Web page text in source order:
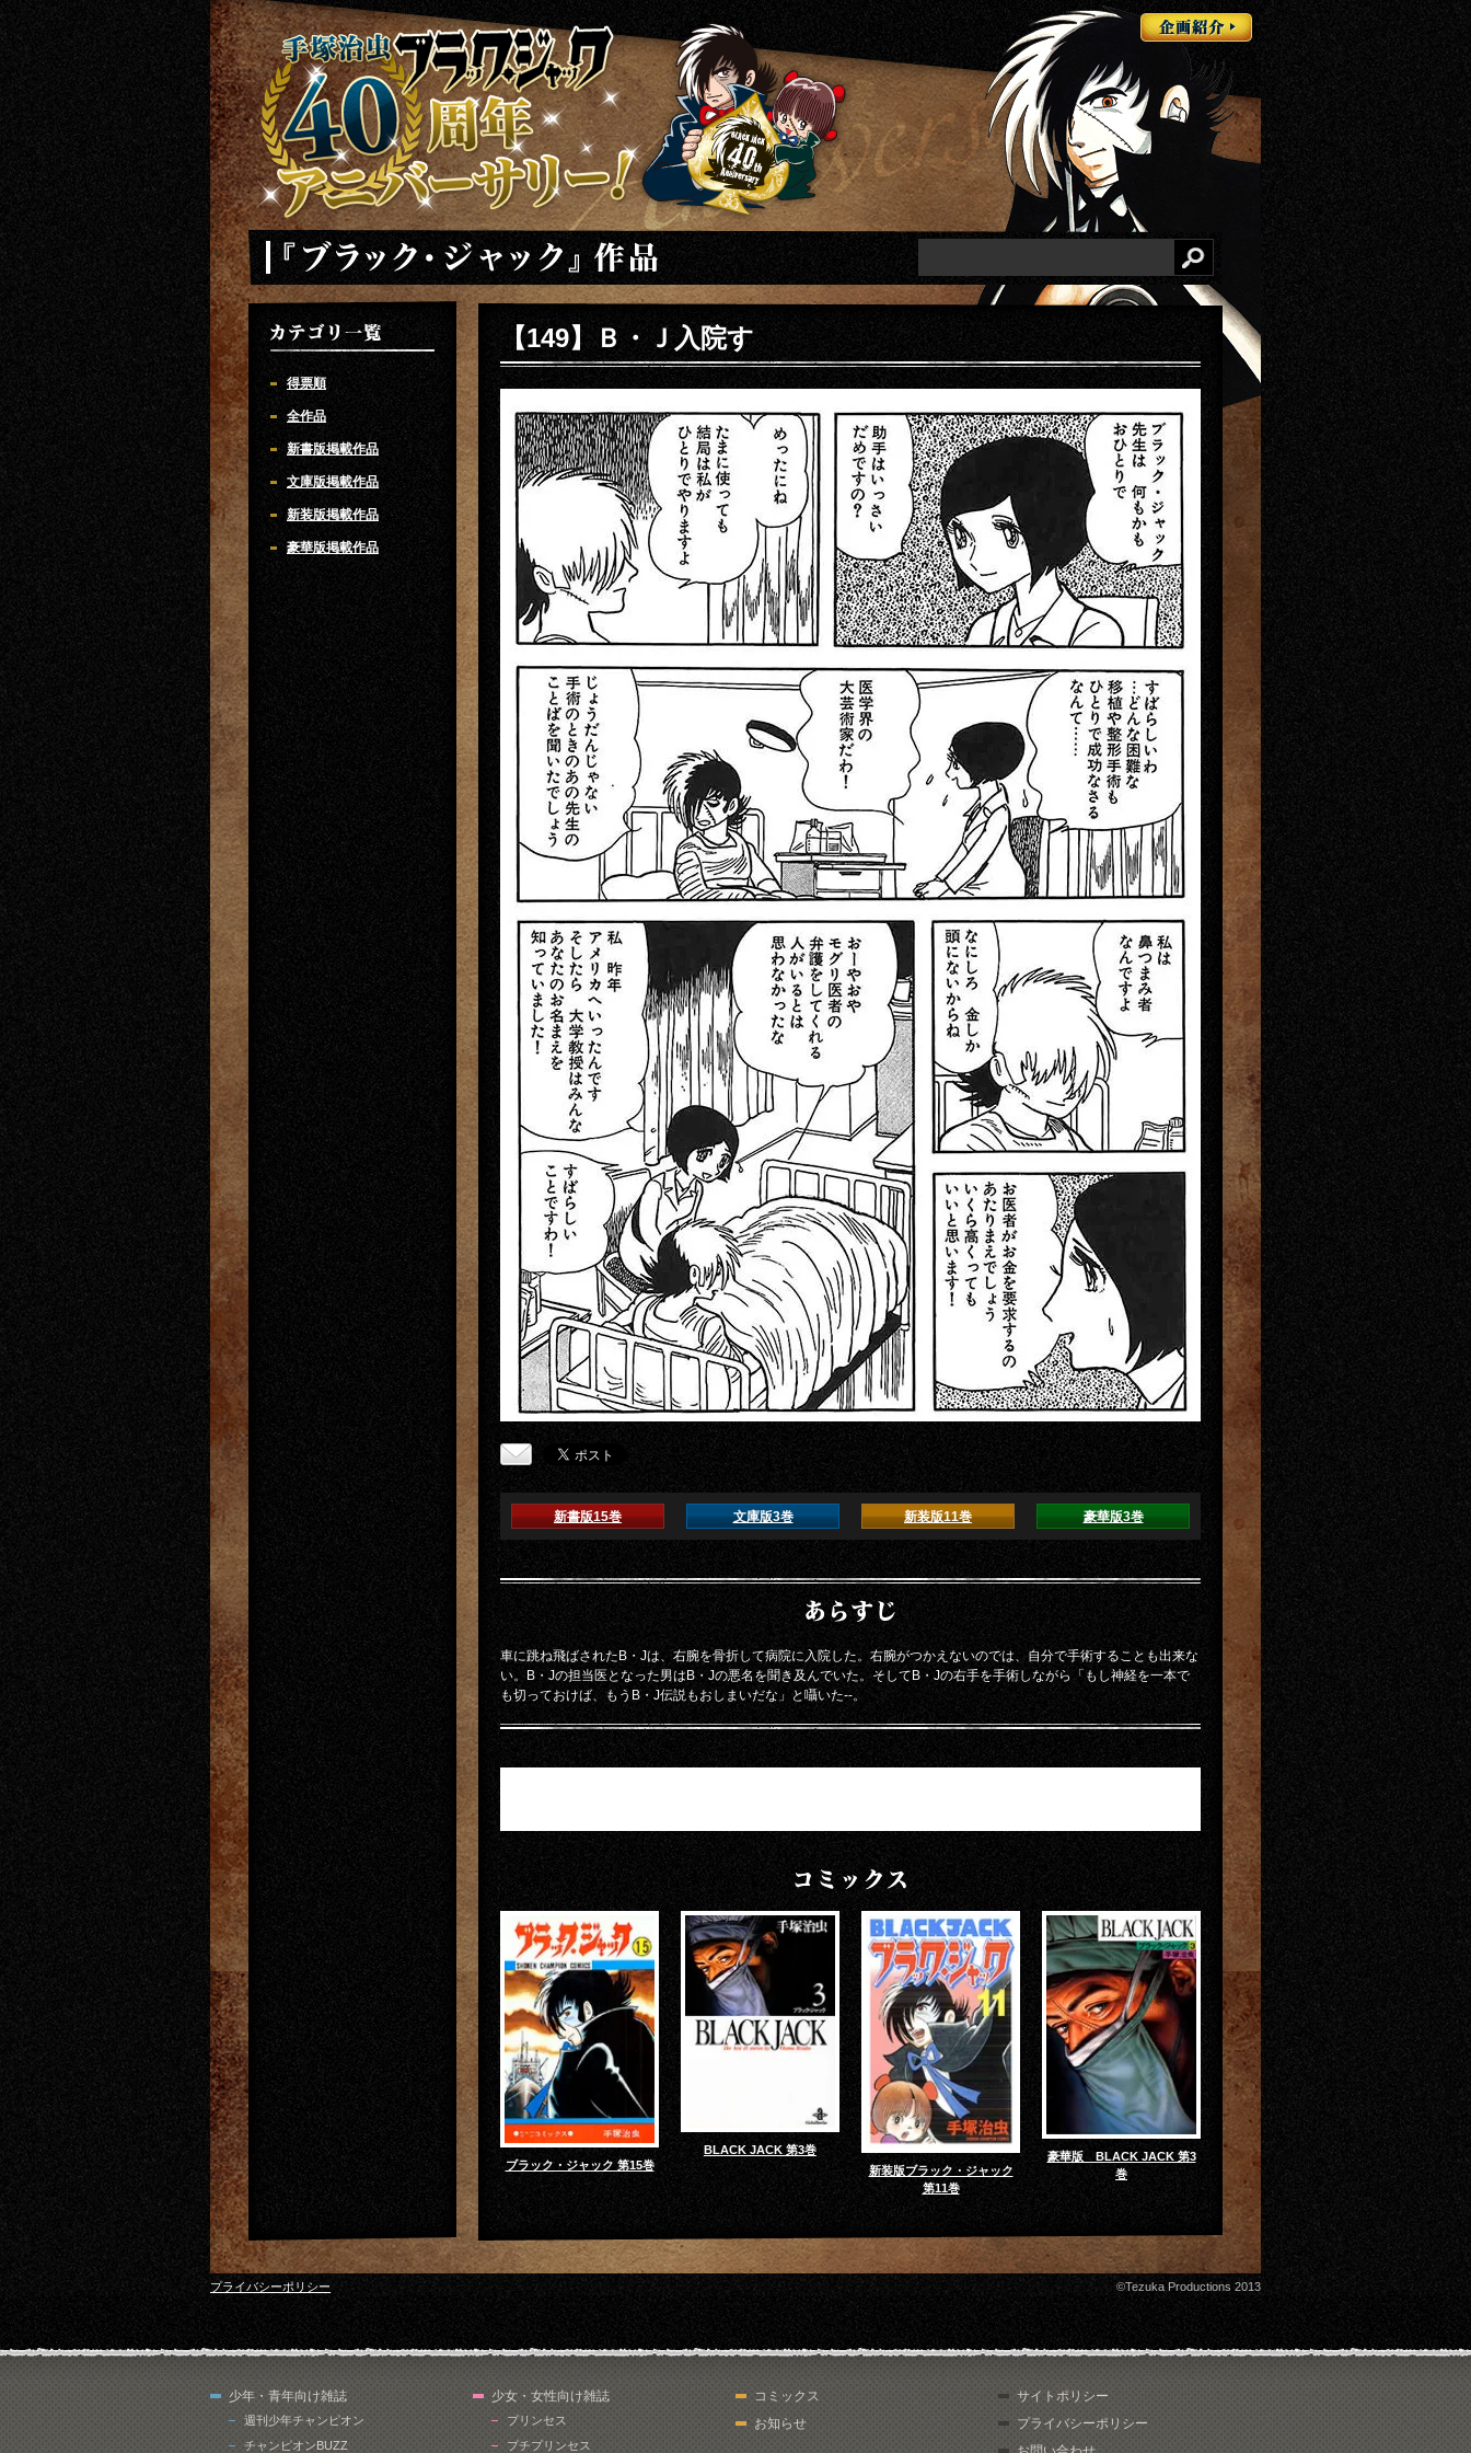
手塚治虫 ブラックジャック 40周年アニバーサリー
企画紹介
「ブラック・ジャック」 検索
得票順
全作品
新書版掲載作品
文庫版掲載作品
新装版掲載作品
豪華版掲載作品
【149】Ｂ・Ｊ入院す
新書版15巻 文庫版3巻 新装版11巻 豪華版3巻
車に跳ね飛ばされたB・Jは、右腕を骨折して病院に入院した。右腕がつかえないのでは、自分で手術することも出来な
い。B・Jの担当医となった男はB・Jの悪名を聞き及んでいた。そしてB・Jの右手を手術しながら「もし神経を一本で
も切っておけば、もうB・J伝説もおしまいだな」と囁いた--。
コミックス
ブラック・ジャック 第15巻
BLACK JACK 第3巻
新装版ブラック・ジャック
第11巻
豪華版 BLACK JACK 第3
巻
プライバシーポリシー ©Tezuka Productions 2013
少年・青年向け雑誌
週刊少年チャンピオン
チャンピオンBUZZ
少女・女性向け雑誌
プリンセス
プチプリンセス
コミックス
お知らせ
サイトポリシー
プライバシーポリシー